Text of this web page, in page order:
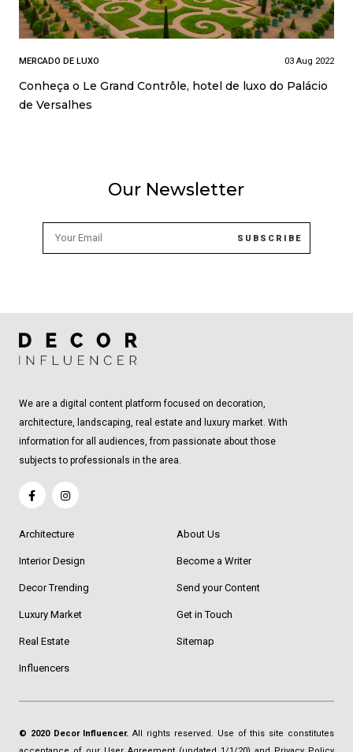
MERCADO DE LUXO 03 Aug 2022
Conheça o Le Grand Contrôle, hotel de luxo do Palácio
de Versalhes
Our Newsletter
We are a digital content platform focused on decoration,
architecture, landscaping, real estate and luxury market. With
information for all audiences, from passionate about those
subjects to professionals in the area.
Architecture
Interior Design
Decor Trending
Luxury Market
Real Estate
Influencers
About Us
Become a Writer
Send your Content
Get in Touch
Sitemap
© 2020 Decor Influencer. All rights reserved. Use of this site constitutes